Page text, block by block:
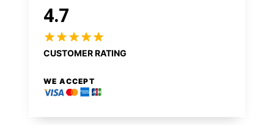
4.7
CUSTOMER RATING
WE ACCEPT